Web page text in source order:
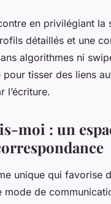
pour
et
en privilégiant la
détaillés et une
algorithmes ni
tisser des liens
l’écriture.
moi : un
unique qui favorise
mode de